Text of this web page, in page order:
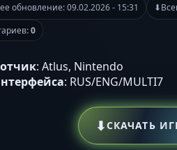
обновление:09.02.2026 - 15:31 ⬇
0
: Atlus, Nintendo
: RUS/ENG/MULTI7
⬇СКАЧАТЬ